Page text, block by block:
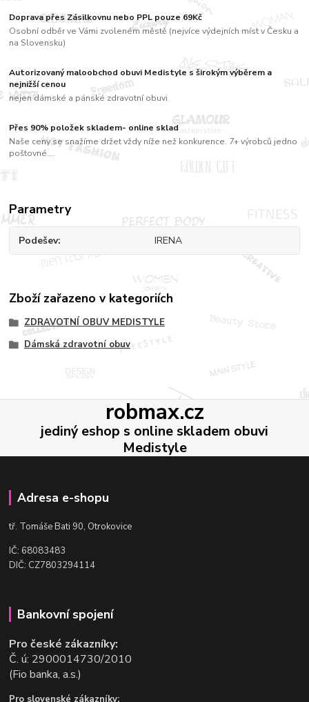
Doprava přes Zásilkovnu nebo PPL pouze 69Kč
Osobní odběr ve Vámi zvoleném městě (nejvíce výdejních míst v Česku a
na Slovensku)
Autorizovaný maloobchod obuvi Medistyle s širokým výběrem a
nejnižší cenou
nejen dámské a pánské zdravotní obuvi
Přes 90% položek skladem- online sklad
Naše ceny se snažíme držet vždy níže než konkurence. 7+ výrobců jedno
poštovné....
Parametry
Podešev IRENA
Zboží zařazeno v kategoriích
ZDRAVOTNÍ OBUV MEDISTYLE
Dámská zdravotní obuv
robmax.cz
jediný eshop s online skladem obuvi
Medistyle
Adresa e-shopu
tř. Tomáše Bati 90, Otrokovice
IČ: 68083483
DIČ: CZ7803294114
Bankovní spojení
Pro české zákazníky:
Č. ú: 2900014730/2010
(Fio banka, a.s.)
Pro slovenské zákazníky: